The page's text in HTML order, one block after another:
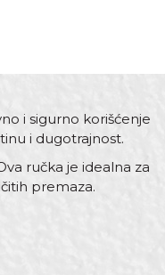
i sigurno korišćenje
i dugotrajnost.
ručka je idealna za
premaza.